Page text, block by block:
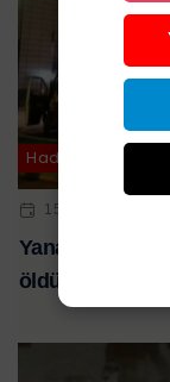
Hadisə
15 AVQ 2023 |
öldü